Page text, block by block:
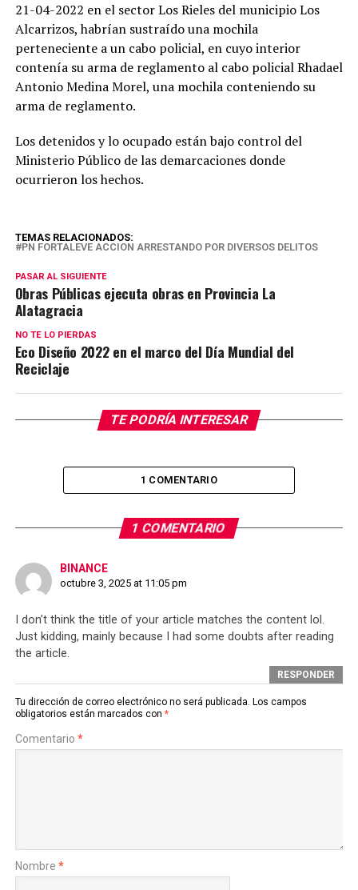
21-04-2022 en el sector Los Rieles del municipio Los
Alcarrizos, habrían sustraído una mochila
perteneciente a un cabo policial, en cuyo interior
contenía su arma de reglamento al cabo policial Rhadael
Antonio Medina Morel, una mochila conteniendo su
arma de reglamento.
Los detenidos y lo ocupado están bajo control del
Ministerio Público de las demarcaciones donde
ocurrieron los hechos.
TEMAS RELACIONADOS:
PN FORTALEVE ACCION ARRESTANDO POR DIVERSOS DELITOS
PASAR AL SIGUIENTE
Obras Públicas ejecuta obras en Provincia La
Alatagracia
NO TE LO PIERDAS
Eco Diseño 2022 en el marco del Día Mundial del
Reciclaje
TE PODRÍA INTERESAR
1 COMENTARIO
1 COMENTARIO
BINANCE
octubre 3, 2025 at 11:05 pm
I don’t think the title of your article matches the content lol.
Just kidding, mainly because I had some doubts after reading
the article.
RESPONDER
Tu dirección de correo electrónico no será publicada. Los campos
obligatorios están marcados con *
Comentario *
Nombre *